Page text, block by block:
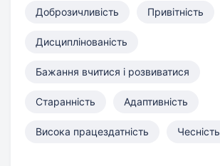
Доброзичливість Привітність
Дисциплінованість
Бажання вчитися і розвиватися
Старанність Адаптивність
Висока працездатність Чесність